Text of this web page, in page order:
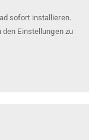
sofort installieren.
den Einstellungen zu